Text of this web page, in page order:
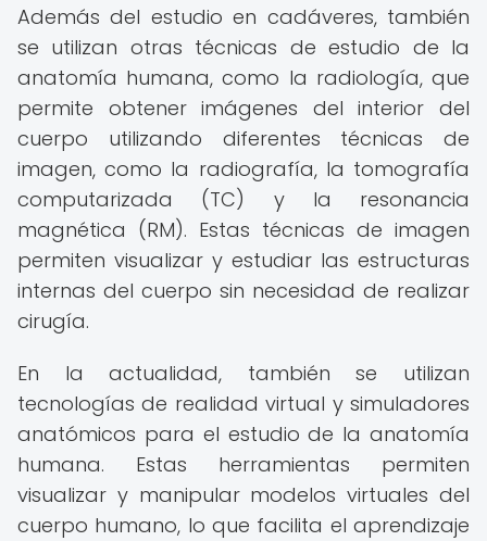
Además del estudio en cadáveres, también
se utilizan otras técnicas de estudio de la
anatomía humana, como la radiología, que
permite obtener imágenes del interior del
cuerpo utilizando diferentes técnicas de
imagen, como la radiografía, la tomografía
computarizada (TC) y la resonancia
magnética (RM). Estas técnicas de imagen
permiten visualizar y estudiar las estructuras
internas del cuerpo sin necesidad de realizar
cirugía.
En la actualidad, también se utilizan
tecnologías de realidad virtual y simuladores
anatómicos para el estudio de la anatomía
humana. Estas herramientas permiten
visualizar y manipular modelos virtuales del
cuerpo humano, lo que facilita el aprendizaje